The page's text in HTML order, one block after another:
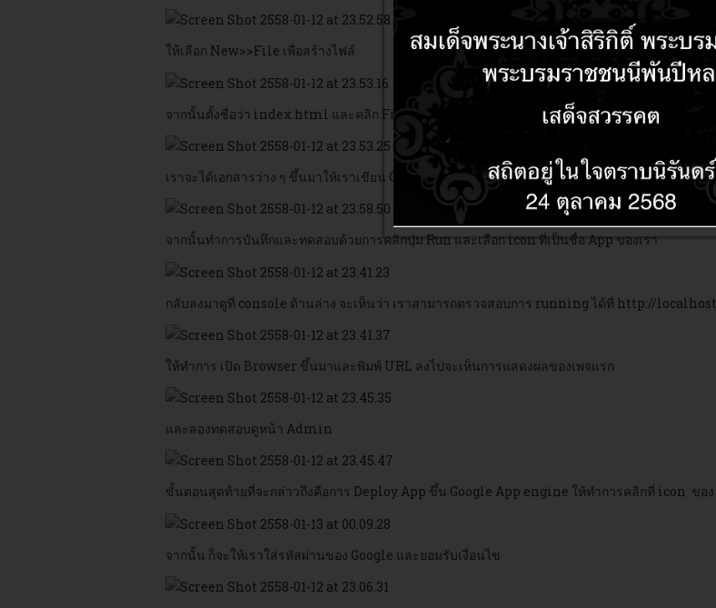
ให้เลือก New>>File เพื่อสร้างไฟล์
จากนั้นตั้งชื่อว่า index.html และคลิก Finish
เราจะได้เอกสารว่าง ๆ ขึ้นมาให้เราเขียน Code HTML เบื้องต้นลงไปทดสอบ
จากนั้นทำการบันทึกและทดสอบด้วยการคลิกปุ่ม Run และเลือก icon ที่เป็นชื่อ App ของเรา
กลับลงมาดูที่ console ด้านล่าง จะเห็นว่า เราสามารถตรวจสอบการ running ได้ที่ http://
ให้ทำการ เปิด Browser ขึ้นมาและพิมพ์ URL ลงไปจะเห็นการแสดงผลของเพจแรก
และลองทดสอบดูหน้า Admin
ขั้นตอนสุดท้ายที่จะกล่าวถึงคือการ Deploy App ขึ้น Google App engine ให้ทำการคลิกที่ icon ขอ
จากนั้น ก็จะให้เราใส่รหัสผ่านของ Google และยอมรับเงื่อนไข